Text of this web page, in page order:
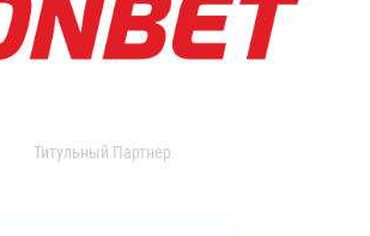
Титульный Партнер